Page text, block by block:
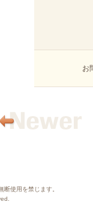
お
使用を禁じます。